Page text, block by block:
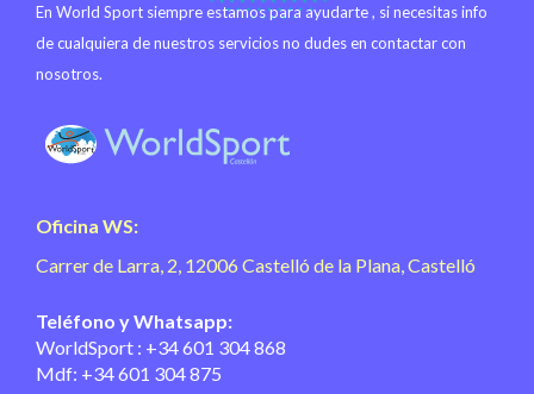
En World Sport siempre estamos para ayudarte , si necesitas info
de cualquiera de nuestros servicios no dudes en contactar con
nosotros.
Oficina WS:
Carrer de Larra, 2, 12006 Castelló de la Plana, Castelló
Teléfono y Whatsapp:
WorldSport : +34 601 304 868
Mdf: +34 601 304 875